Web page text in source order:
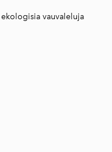
vauvaleluja